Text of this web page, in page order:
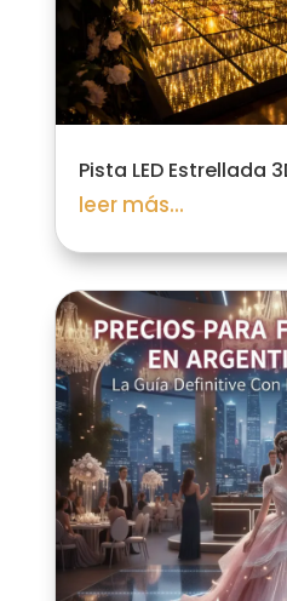
Pista LED Estrellada
leer más...